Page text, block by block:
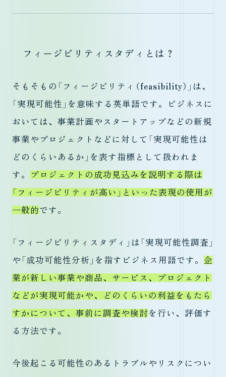
フィージビリティスタディとは？
そもそもの「フィージビリティ（feasibility）」は、
「実現可能性」を意味する英単語です。ビジネスに
おいては、事業計画やスタートアップなどの新規
事業やプロジェクトなどに対して「実現可能性は
どのくらいあるか」を表す指標として扱われま
す。 プロジェクトの成功見込みを説明する際は
「フィージビリティが高い」といった表現の使用が
一般的です。
「フィージビリティスタディ」は「実現可能性調査」
や「成功可能性分析」を指すビジネス用語です。 企
業が新しい事業や商品、サービス、プロジェクト
などが実現可能かや、どのくらいの利益をもたら
すかについて、事前に調査や検討を行い、評価す
る方法です。
今後起こる可能性のあるトラブルやリスクについ